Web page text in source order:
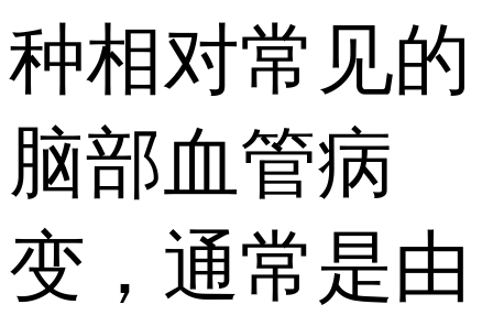
种相对常见的
脑部血管病
变，通常是由